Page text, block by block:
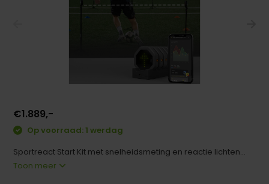
€1.889,-
Op voorraad: 1 werdag
Sportreact Start Kit met snelheidsmeting en reactie lichten...
Toon meer